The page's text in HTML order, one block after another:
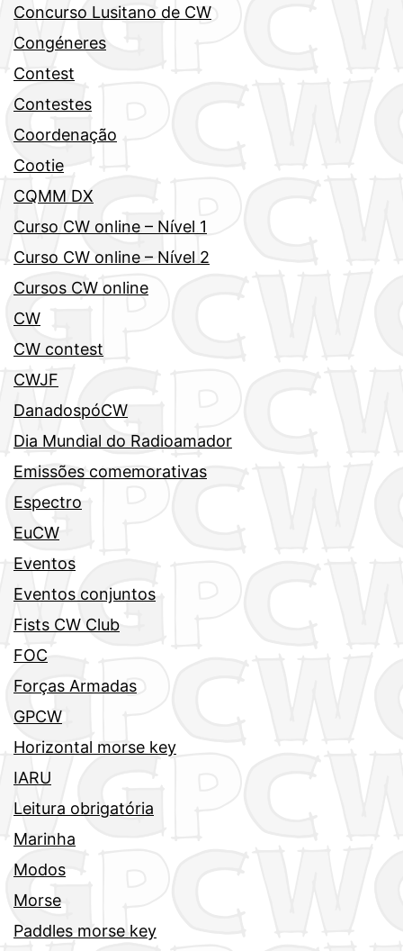
Concurso Lusitano de CW
Congéneres
Contest
Contestes
Coordenação
Cootie
CQMM DX
Curso CW online – Nível 1
Curso CW online – Nível 2
Cursos CW online
CW
CW contest
CWJF
DanadospóCW
Dia Mundial do Radioamador
Emissões comemorativas
Espectro
EuCW
Eventos
Eventos conjuntos
Fists CW Club
FOC
Forças Armadas
GPCW
Horizontal morse key
IARU
Leitura obrigatória
Marinha
Modos
Morse
Paddles morse key